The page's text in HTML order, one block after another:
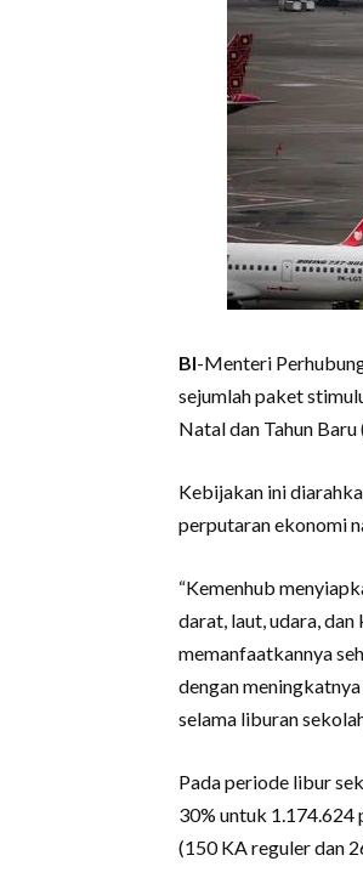
BI-Menteri
sejumlah paket
Natal dan Tahun
Kebijakan ini
perputaran ekonomi
“Kemenhub
darat, laut, udara,
memanfaatkannya
dengan
selama liburan
Pada periode libur
30% untuk 1.174.624
(150 KA reguler dan